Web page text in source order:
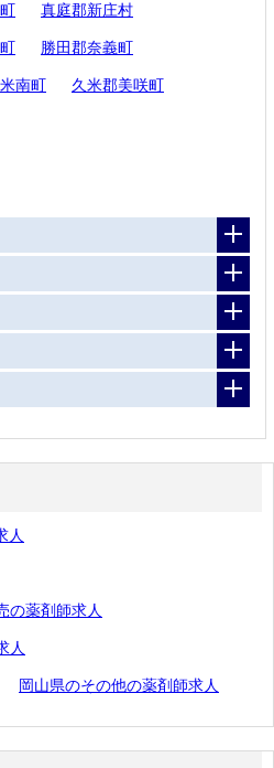
真庭郡新庄村
勝田郡奈義町
南町 久米郡美咲町
人
の薬剤師求人
人
岡山県のその他の薬剤師求人